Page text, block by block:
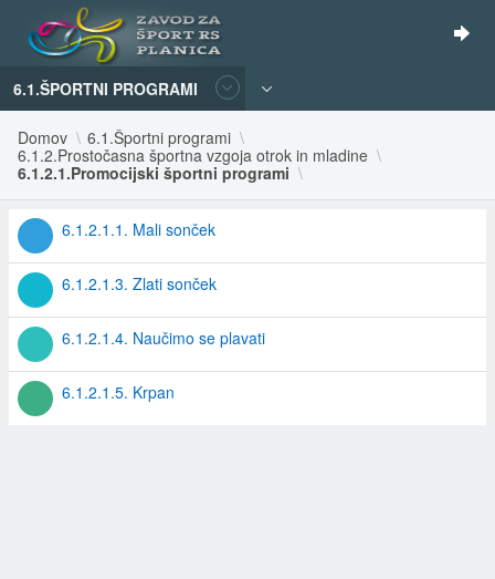
6.1.ŠPORTNI PROGRAMI
Domov
6.1.Športni programi
6.1.2.Prostočasna športna vzgoja otrok in mladine
6.1.2.1.Promocijski športni programi
6.1.2.1.1. Mali sonček
6.1.2.1.3. Zlati sonček
6.1.2.1.4. Naučimo se plavati
6.1.2.1.5. Krpan